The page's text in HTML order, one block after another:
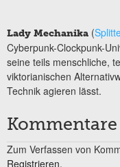
Lady Mechanika (
Cyberpunk-Clockpunk-
seine teils menschliche,
viktorianischen
Technik agieren lässt.
Kommentare
Zum Verfassen von
Registrieren.